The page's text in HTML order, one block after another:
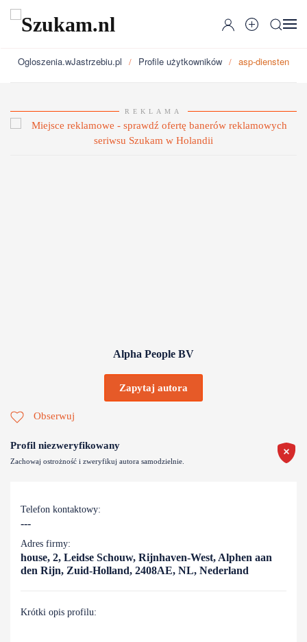
Przejdź do głównej treści
Ogloszenia.wJastrzebiu.pl Profile użytkowników asp-diensten
REKLAMA
Alpha People BV
Zapytaj autora
Obserwuj
Profil niezweryfikowany
Zachowaj ostrożność i zweryfikuj autora samodzielnie.
Telefon kontaktowy:
---
Adres firmy:
house, 2, Leidse Schouw, Rijnhaven-West, Alphen aan
den Rijn, Zuid-Holland, 2408AE, NL, Nederland
Krótki opis profilu: